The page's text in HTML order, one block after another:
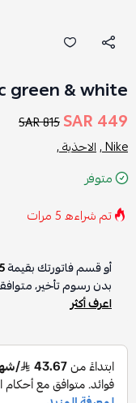
green & white
449 SAR
815 SAR
Nike , الاحذية ,
متوفر
تم شراءه5مرات
أو قسم فاتورتك بقيمة
بدون رسوم تأخير،
اعرف أكثر